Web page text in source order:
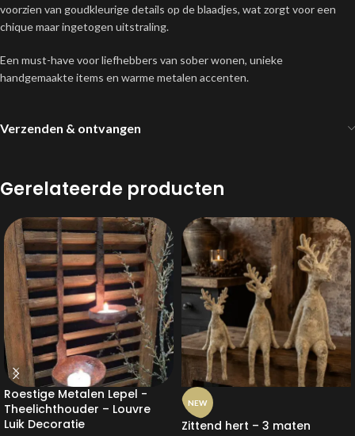
voorzien van goudkleurige details op de blaadjes, wat zorgt voor een
chique maar ingetogen uitstraling.
Een must-have voor liefhebbers van sober wonen, unieke
handgemaakte items en warme metalen accenten.
Verzenden & ontvangen
Gerelateerde producten
Roestige Metalen Lepel -
Theelichthouder – Louvre
Luik Decoratie
NEW
Zittend hert – 3 maten